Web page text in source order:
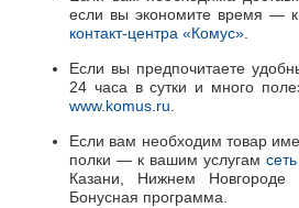
если вы экономите время —
контакт-центра «Комус»
Если вы предпочитаете
24 часа в сутки и много
www.komus.ru
Если вам необходим товар
полки — к вашим услугам
Казани, Нижнем Новгороде
Бонусная программа.